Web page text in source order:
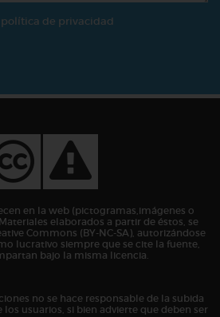
política de privacidad
en la web (pictogramas,imágenes o
elaborados a partir de éstos, se
Commons (BY-NC-SA), autorizándose
lucrativo siempre que se cite la fuente,
bajo la misma licencia.
no se hace responsable de la subida
usuarios, si bien advierte que deben ser